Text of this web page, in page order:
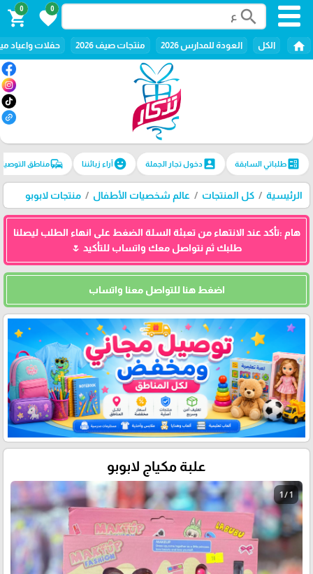
search
0
favorite
0
shopping_cart
home الكل العودة للمدارس 2026 منتجات صيف 2026 حفلات واعياد
ballotطلباتي السابقة account_boxدخول تجار الجملة emoji_emotionsآراء زبائننا commuteمناطق
الرئيسية كل المنتجات عالم شخصيات الأطفال منتجات لابوبو
هام :تأكد عند الانتهاء من تعبئة السلة الضغط على انهاء الطلب ليصلنا
طلبك ثم نتواصل معك واتساب للتأكيد 🌷
اضغط هنا للتواصل معنا واتساب
علبة مكياج لابوبو
1 / 1